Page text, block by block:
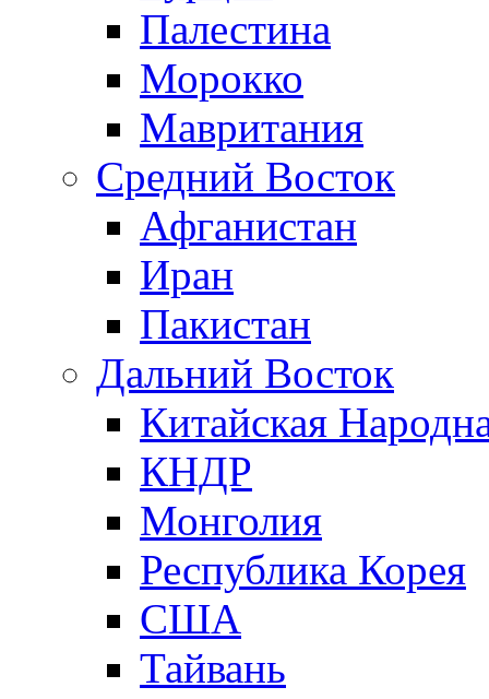
Палестина
Морокко
Мавритания
Средний Восток
Афганистан
Иран
Пакистан
Дальний Восток
Китайская
КНДР
Монголия
Республика Корея
США
Тайвань